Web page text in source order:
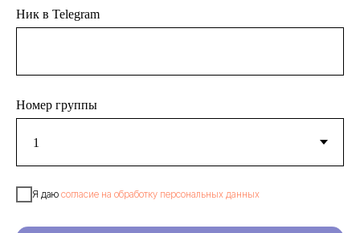
Ник в Telegram
Номер группы
Я даю согласие на обработку персональных данных